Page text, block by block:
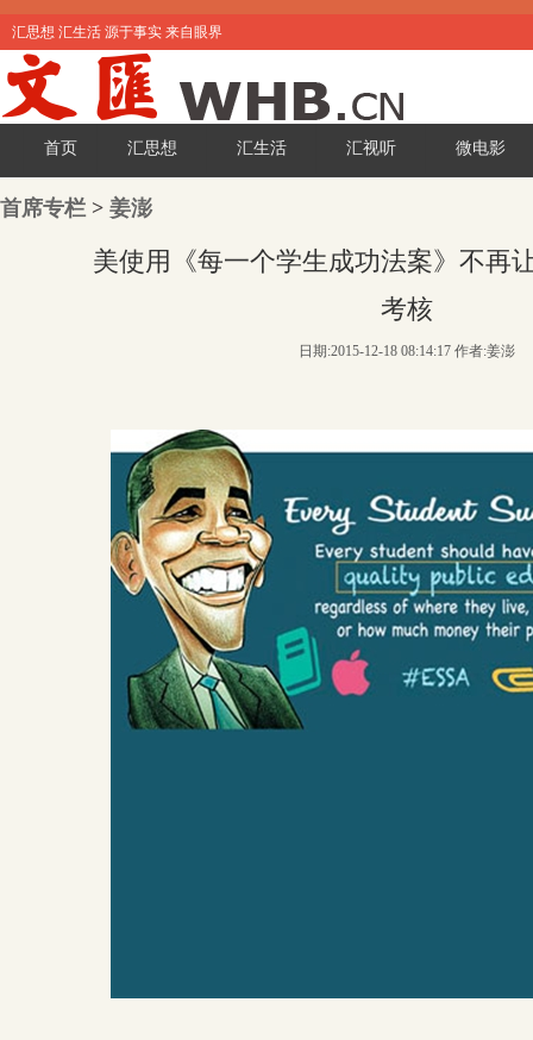
汇思想 汇生活 源于事实 来自眼界
首页 汇思想 汇生活 汇视听 微电影
首席专栏 > 姜澎
美使用《每一个学生成功法案》不再
考核
日期:2015-12-18 08:14:17 作者:姜澎